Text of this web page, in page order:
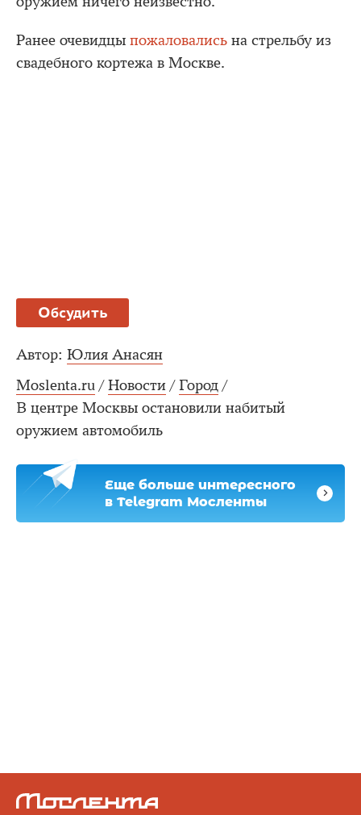
Ранее очевидцы пожаловались на стрельбу из
свадебного кортежа в Москве.
Обсудить
Автор: Юлия Анасян
Moslenta.ru / Новости / Город /
В центре Москвы остановили набитый
оружием автомобиль
Еще больше интересного
в Telegram Мосленты